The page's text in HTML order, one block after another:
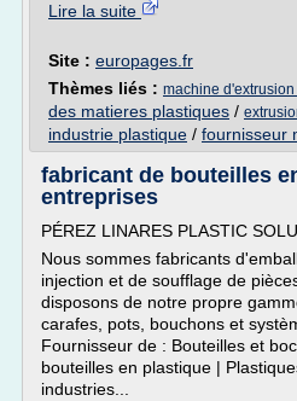
Lire la suite
Site : europages.fr
Thèmes liés : machine
des matieres plastiques /
industrie plastique / fournisseur
fabricant de bouteilles
entreprises
PÉREZ LINARES PLASTIC
Nous sommes fabricants
injection et de soufflage de
disposons de notre propre
carafes, pots, bouchons et
Fournisseur de : Bouteilles et
bouteilles en plastique |
industries...